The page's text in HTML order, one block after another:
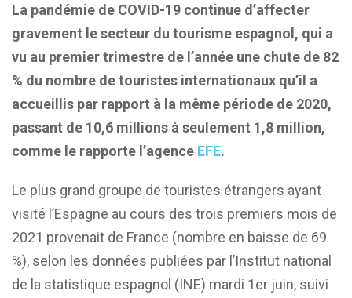
La pandémie de COVID-19 continue d’affecter
gravement le secteur du tourisme espagnol, qui a
vu au premier trimestre de l’année une chute de 82
% du nombre de touristes internationaux qu’il a
accueillis par rapport à la même période de 2020,
passant de 10,6 millions à seulement 1,8 million,
comme le rapporte l’agence EFE.
Le plus grand groupe de touristes étrangers ayant
visité l’Espagne au cours des trois premiers mois de
2021 provenait de France (nombre en baisse de 69
%), selon les données publiées par l’Institut national
de la statistique espagnol (INE) mardi 1er juin, suivi